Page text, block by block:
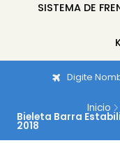
SISTEMA DE
Digite
Inicio
Bieleta Barra
2018